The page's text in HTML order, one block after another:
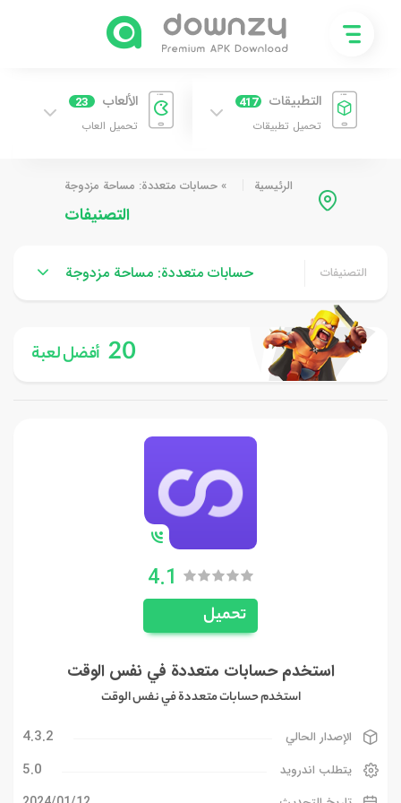
التطبيقات 417
تحميل تطبيقات
الألعاب 23
تحميل العاب
الرئيسية »حسابات متعددة: مساحة مزدوجة
التصنيفات
التصنيفات حسابات متعددة: مساحة مزدوجة
20 أفضل لعبة
4.1
تحميل
استخدم حسابات متعددة في نفس الوقت
استخدم حسابات متعددة في نفس الوقت
الإصدار الحالي 4.3.2
يتطلب اندرويد 5.0